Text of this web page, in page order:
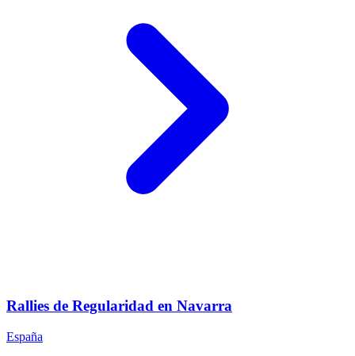
Rallies de Regularidad en Navarra
España